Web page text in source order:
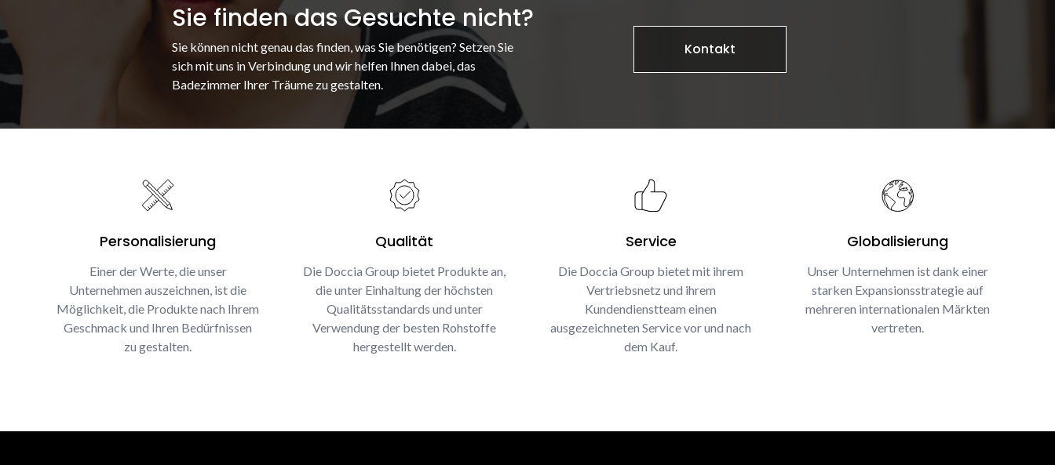
Sie finden das Gesuchte nicht?
Sie können nicht genau das finden, was Sie benötigen? Setzen Sie
sich mit uns in Verbindung und wir helfen Ihnen dabei, das
Badezimmer Ihrer Träume zu gestalten.
Kontakt
Personalisierung
Einer der Werte, die unser
Unternehmen auszeichnen, ist die
Möglichkeit, die Produkte nach Ihrem
Geschmack und Ihren Bedürfnissen
zu gestalten.
Qualität
Die Doccia Group bietet Produkte an,
die unter Einhaltung der höchsten
Qualitätsstandards und unter
Verwendung der besten Rohstoffe
hergestellt werden.
Service
Die Doccia Group bietet mit ihrem
Vertriebsnetz und ihrem
Kundendienstteam einen
ausgezeichneten Service vor und nach
dem Kauf.
Globalisierung
Unser Unternehmen ist dank einer
starken Expansionsstrategie auf
mehreren internationalen Märkten
vertreten.